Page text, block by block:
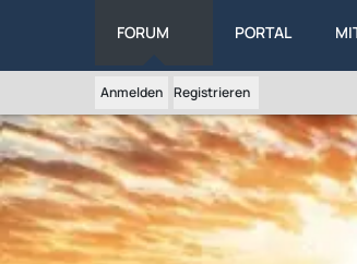
FORUM PORTAL
Anmelden Registrieren